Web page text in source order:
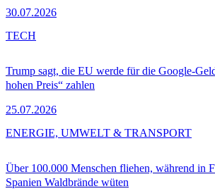
30.07.2026
Trump sagt, die EU werde für die Google-
hohen Preis“ zahlen
25.07.2026
TECH
Über 100.000 Menschen fliehen, während in
Spanien Waldbrände wüten
ENERGIE, UMWELT & TRANSPORT